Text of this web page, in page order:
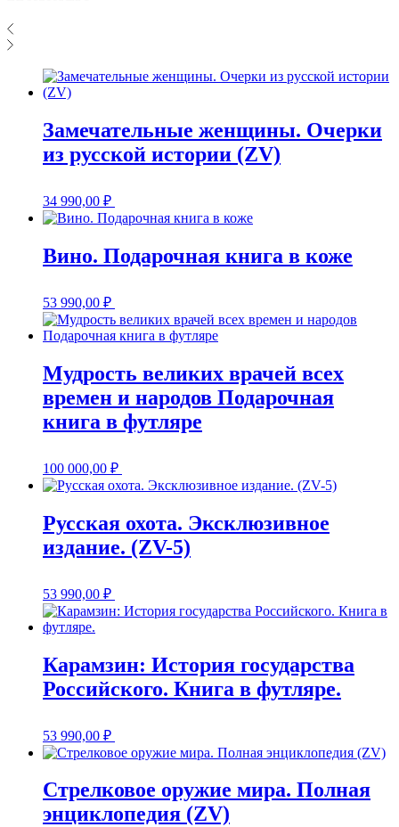
Замечательные женщины. Очерки
из русской истории (ZV)
34 990,00 ₽
Вино. Подарочная книга в коже
53 990,00 ₽
Мудрость великих врачей всех
времен и народов Подарочная
книга в футляре
100 000,00 ₽
Русская охота. Эксклюзивное
издание. (ZV-5)
53 990,00 ₽
Карамзин: История государства
Российского. Книга в футляре.
53 990,00 ₽
Стрелковое оружие мира. Полная
энциклопедия (ZV)